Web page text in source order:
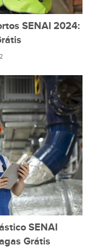
SENAI 2024:
SENAI
Grátis